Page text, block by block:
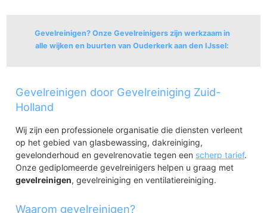
Gevelreinigen? Onze Gevelreinigers zijn werkzaam in
alle wijken en buurten van Ouderkerk aan den IJssel:
Ouderkerk aan den IJssel
Ouderkerk Noord
Gevelreinigen door Gevelreiniging Zuid-
Holland
Wij zijn een professionele organisatie die diensten verleent
op het gebied van glasbewassing, dakreiniging,
gevelonderhoud en gevelrenovatie tegen een scherp tarief.
Onze gediplomeerde gevelreinigers helpen u graag met
gevelreinigen, gevelreiniging en ventilatiereiniging.
Waarom gevelreinigen?